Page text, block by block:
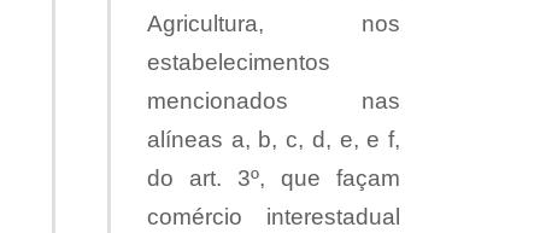
Agricultura, nos
estabelecimentos
mencionados nas
alíneas a, b, c, d, e, e f,
do art. 3º, que façam
comércio interestadual